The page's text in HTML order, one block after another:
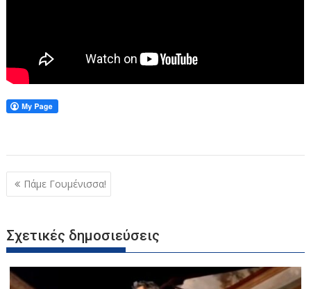
Πλοήγηση
άρθρων
Πάμε Γουμένισσα!
Σχετικές δημοσιεύσεις